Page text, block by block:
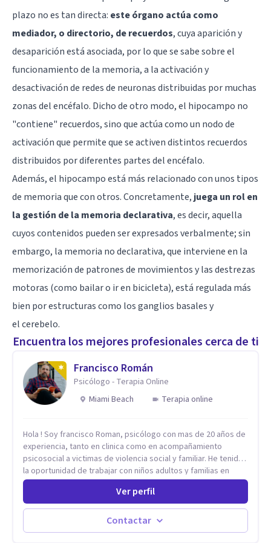
plazo no es tan directa: este órgano actúa como
mediador, o directorio, de recuerdos, cuya aparición y
desaparición está asociada, por lo que se sabe sobre el
funcionamiento de la memoria, a la activación y
desactivación de redes de neuronas distribuidas por muchas
zonas del encéfalo. Dicho de otro modo, el hipocampo no
"contiene" recuerdos, sino que actúa como un nodo de
activación que permite que se activen distintos recuerdos
distribuidos por diferentes partes del encéfalo.
Además, el hipocampo está más relacionado con unos tipos
de memoria que con otros. Concretamente, juega un rol en
la gestión de la memoria declarativa, es decir, aquella
cuyos contenidos pueden ser expresados verbalmente; sin
embargo, la memoria no declarativa, que interviene en la
memorización de patrones de movimientos y las destrezas
motoras (como bailar o ir en bicicleta), está regulada más
bien por estructuras como los ganglios basales y
elcerebelo.
Encuentra los mejores profesionales cerca de ti
Francisco Román
Psicólogo - Terapia Online
Miami Beach
Terapia online
Hola ! Soy francisco Roman, psicólogo con mas de 20 años de
experiencia, tanto en clinica como en acompañamiento
psicosocial a victimas de violencia social y familiar. He tenido
la oportunidad de trabajar con niños adultos y familias en
todos los espacios y esto me ha dado un una variedad de
aprendizajes que ahora pongo a tu disposicion. En la
actualidad puedo atenderte de manera presencial y/o virtual,
de lunes a sabado. el costo de cada sesión lo acordamos en
el primer contacto
Ver perfil
Contactar